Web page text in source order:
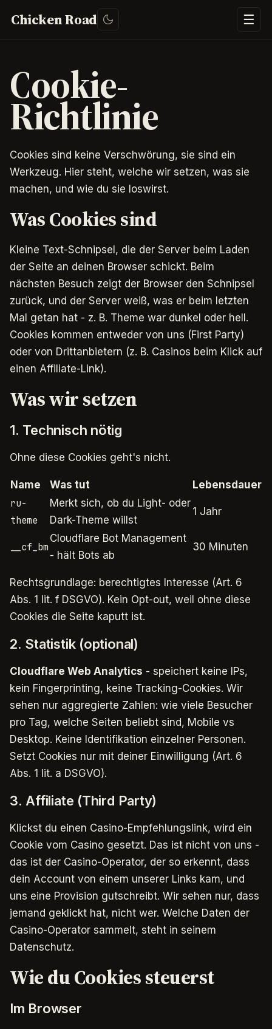
Chicken Road ☰
Cookie-
Richtlinie
Cookies sind keine Verschwörung, sie sind ein
Werkzeug. Hier steht, welche wir setzen, was sie
machen, und wie du sie loswirst.
Was Cookies sind
Kleine Text-Schnipsel, die der Server beim Laden
der Seite an deinen Browser schickt. Beim
nächsten Besuch zeigt der Browser den Schnipsel
zurück, und der Server weiß, was er beim letzten
Mal getan hat - z. B. Theme war dunkel oder hell.
Cookies kommen entweder von uns (First Party)
oder von Drittanbietern (z. B. Casinos beim Klick auf
einen Affiliate-Link).
Was wir setzen
1. Technisch nötig
Ohne diese Cookies geht's nicht.
Name Was tut
Lebensdauer
ru-
theme
Merkt sich, ob du Light- oder
Dark-Theme willst
1 Jahr
__cf_bm
Cloudflare Bot Management
- hält Bots ab
30 Minuten
Rechtsgrundlage: berechtigtes Interesse (Art. 6
Abs. 1 lit. f DSGVO). Kein Opt-out, weil ohne diese
Cookies die Seite kaputt ist.
2. Statistik (optional)
Cloudflare Web Analytics - speichert keine IPs,
kein Fingerprinting, keine Tracking-Cookies. Wir
sehen nur aggregierte Zahlen: wie viele Besucher
pro Tag, welche Seiten beliebt sind, Mobile vs
Desktop. Keine Identifikation einzelner Personen.
Setzt Cookies nur mit deiner Einwilligung (Art. 6
Abs. 1 lit. a DSGVO).
3. Affiliate (Third Party)
Klickst du einen Casino-Empfehlungslink, wird ein
Cookie vom Casino gesetzt. Das ist nicht von uns -
das ist der Casino-Operator, der so erkennt, dass
dein Account von einem unserer Links kam, und
uns eine Provision gutschreibt. Wir sehen nur, dass
jemand geklickt hat, nicht wer. Welche Daten der
Casino-Operator sammelt, steht in seinem
Datenschutz.
Wie du Cookies steuerst
Im Browser